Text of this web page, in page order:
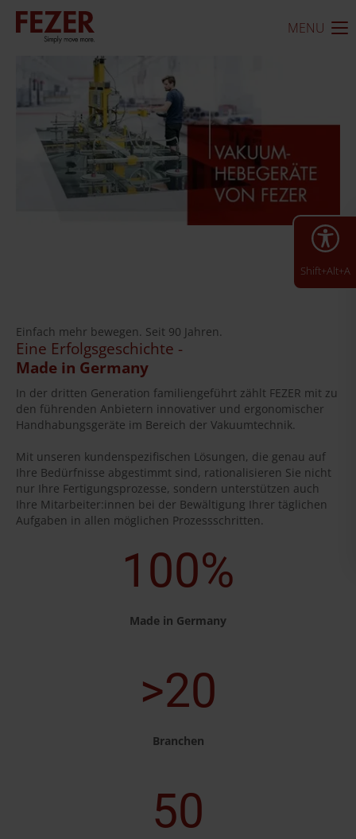
MENU
Einfach mehr bewegen. Seit 90 Jahren.
Eine Erfolgsgeschichte -
Made in Germany
In der dritten Generation familiengeführt zählt FEZER mit zu
den führenden Anbietern innovativer und ergonomischer
Handhabungsgeräte im Bereich der Vakuumtechnik.
Mit unseren kundenspezifischen Lösungen, die genau auf
Ihre Bedürfnisse abgestimmt sind, rationalisieren Sie nicht
nur Ihre Fertigungsprozesse, sondern unterstützen auch
Ihre Mitarbeiter:innen bei der Bewältigung Ihrer täglichen
Aufgaben in allen möglichen Prozessschritten.
100%
Made in Germany
>20
Branchen
50
Shift+Alt+A